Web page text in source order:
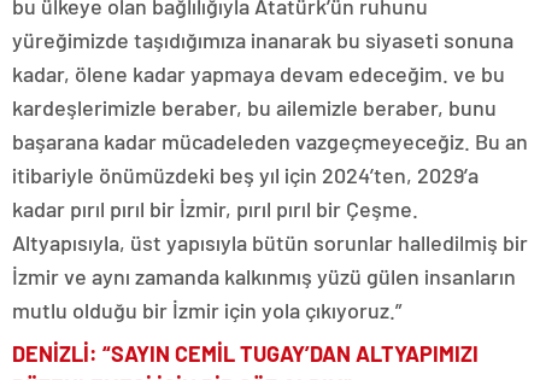
bu ülkeye olan bağlılığıyla Atatürk’ün ruhunu
yüreğimizde taşıdığımıza inanarak bu siyaseti sonuna
kadar, ölene kadar yapmaya devam edeceğim. ve bu
kardeşlerimizle beraber, bu ailemizle beraber, bunu
başarana kadar mücadeleden vazgeçmeyeceğiz. Bu an
itibariyle önümüzdeki beş yıl için 2024’ten, 2029’a
kadar pırıl pırıl bir İzmir, pırıl pırıl bir Çeşme.
Altyapısıyla, üst yapısıyla bütün sorunlar halledilmiş bir
İzmir ve aynı zamanda kalkınmış yüzü gülen insanların
mutlu olduğu bir İzmir için yola çıkıyoruz.”
DENİZLİ: “SAYIN CEMİL TUGAY’DAN ALTYAPIMIZI